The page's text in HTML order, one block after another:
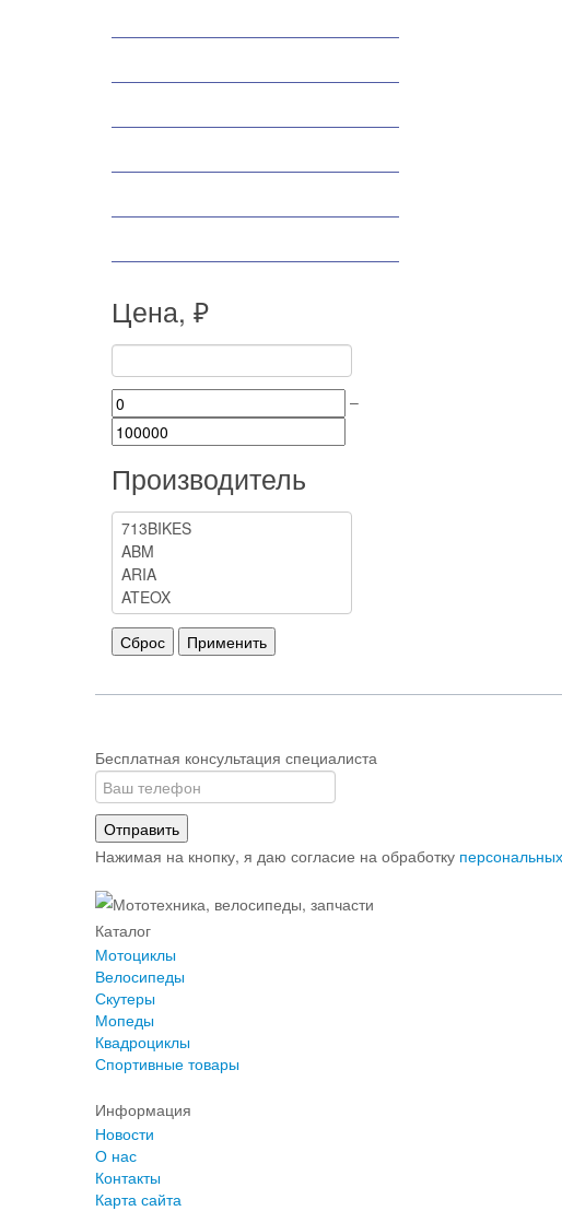
Цена, ₽
–
Производитель
Бесплатная консультация специалиста
Отправить
Нажимая на кнопку, я даю согласие на обработку
Каталог
Мотоциклы
Велосипеды
Скутеры
Мопеды
Квадроциклы
Спортивные товары
Информация
Новости
О нас
Контакты
Карта сайта